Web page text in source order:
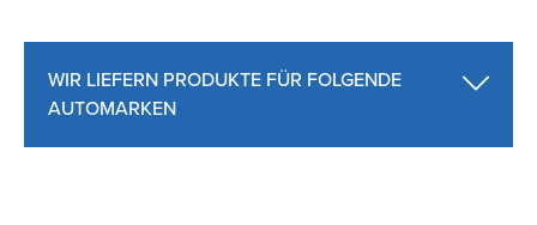
WIR LIEFERN PRODUKTE FÜR FOLGENDE
AUTOMARKEN